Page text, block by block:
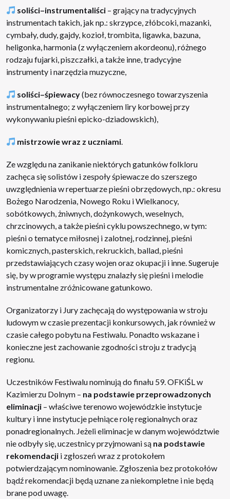
soliści–instrumentaliści – grający na tradycyjnych
instrumentach takich, jak np.: skrzypce, złóbcoki, mazanki,
cymbały, dudy, gajdy, kozioł, trombita, ligawka, bazuna,
heligonka, harmonia (z wyłączeniem akordeonu), różnego
rodzaju fujarki, piszczałki, a także inne, tradycyjne
instrumenty i narzędzia muzyczne,
soliści–śpiewacy(bez równoczesnego towarzyszenia
instrumentalnego; z wyłączeniem liry korbowej przy
wykonywaniu pieśni epicko-dziadowskich),
mistrzowie wraz z uczniami.
Ze względu na zanikanie niektórych gatunków folkloru
zachęca się solistów i zespoły śpiewacze do szerszego
uwzględnienia w repertuarze pieśni obrzędowych, np.: okresu
Bożego Narodzenia, Nowego Roku i Wielkanocy,
sobótkowych, żniwnych, dożynkowych, weselnych,
chrzcinowych, a także pieśni cyklu powszechnego, w tym:
pieśni o tematyce miłosnej i zalotnej, rodzinnej, pieśni
komicznych, pasterskich, rekruckich, ballad, pieśni
przedstawiających czasy wojen oraz okupacji i inne. Sugeruje
się, by w programie występu znalazły się pieśni i melodie
instrumentalne zróżnicowane gatunkowo.
Organizatorzy i Jury zachęcają do występowania w stroju
ludowym w czasie prezentacji konkursowych, jak również w
czasie całego pobytu na Festiwalu. Ponadto wskazane i
konieczne jest zachowanie zgodności stroju z tradycją
regionu.
Uczestników Festiwalu nominują do finału 59. OFKiŚL w
Kazimierzu Dolnym – na podstawie przeprowadzonych
eliminacji – właściwe terenowo wojewódzkie instytucje
kultury i inne instytucje pełniące rolę regionalnych oraz
ponadregionalnych. Jeżeli eliminacje w danym województwie
nie odbyły się, uczestnicy przyjmowani są na podstawie
rekomendacji i zgłoszeń wraz z protokołem
potwierdzającym nominowanie. Zgłoszenia bez protokołów
bądź rekomendacji będą uznane za niekompletne i nie będą
brane pod uwagę.